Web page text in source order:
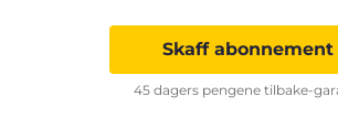
Skaff abonnement
45 dagers pengene tilbake-